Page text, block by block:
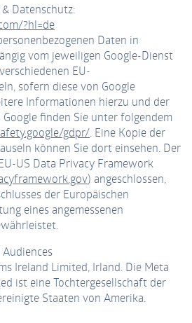
Datenschutz:
?hl=de
Daten in
vom jeweiligen Google-Dienst
EU-
sofern diese von Google
Informationen hierzu und der
finden Sie unter folgendem
gdpr/ . Eine Kopie der
können Sie dort einsehen. Der
US Data Privacy Framework
) angeschlossen,
der Europäischen
eines angemessenen
Ireland Limited, Irland. Die Meta
ist eine Tochtergesellschaft der
Staaten von Amerika.